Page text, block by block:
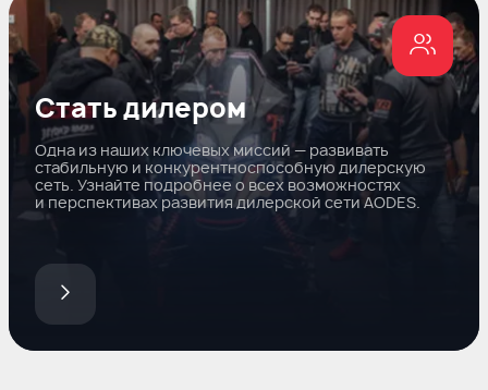
Стать дилером
Одна из наших ключевых миссий — развивать
стабильную и конкурентноспособную дилерскую
сеть. Узнайте подробнее о всех возможностях
и перспективах развития дилерской сети AODES.